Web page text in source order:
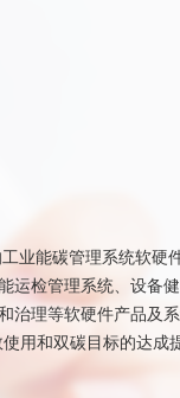
业能碳管理系统软硬
运检管理系统、设备
治理等软硬件产品及
用和双碳目标的达成